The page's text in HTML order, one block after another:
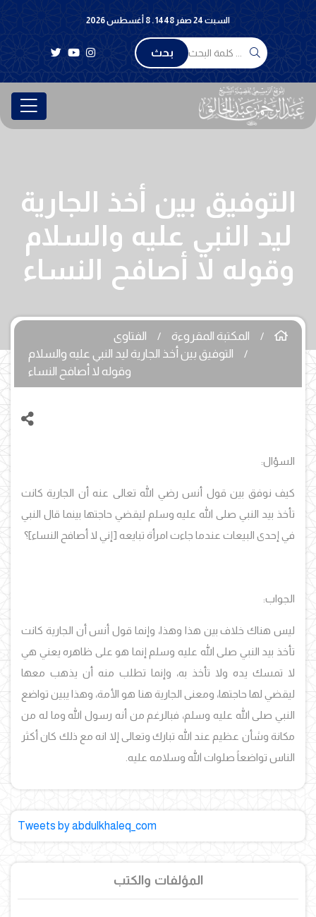
السبت 24 صفر 1448 . 8 أغسطس 2026
بحث
التوفيق بين أخذ الجارية
ليد النبي عليه والسلام
وقوله لا أصافح النساء
المكتبة المقروءة
الفتاوى
التوفيق بين أخذ الجارية ليد النبي عليه والسلام
وقوله لا أصافح النساء
السؤال:
كيف نوفق بين قول أنس رضي الله تعالى عنه أن الجارية كانت
تأخذ بيد النبي صلى الله عليه وسلم ليقضي حاجتها بينما قال النبي
في إحدى البيعات عندما جاءت امرأة تبايعه [إني لا أصافح النساء]؟
الجواب:
ليس هناك خلاف بين هذا وهذا، وإنما قول أنس أن الجارية كانت
تأخذ بيد النبي صلى الله عليه وسلم إنما هو على ظاهره يعني هي
لا تمسك يده ولا تأخذ به، وإنما تطلب منه أن يذهب معها
ليقضي لها حاجتها، ومعنى الجارية هنا هو الأمة، وهذا يبين تواضع
النبي صلى الله عليه وسلم، فبالرغم من أنه رسول الله وما له من
مكانة وشأن عظيم عند الله تبارك وتعالى إلا انه مع ذلك كان أكثر
الناس تواضعاً صلوات الله وسلامه عليه.
Tweets by abdulkhaleq_com
المؤلفات والكتب